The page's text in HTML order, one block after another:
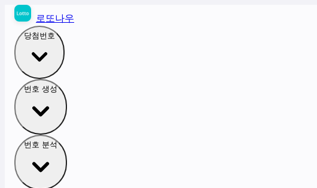
로또나우
당첨번호
번호 생성
번호 분석